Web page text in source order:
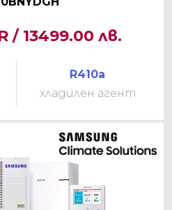
/ 13499.00 лв.
R410a
хладилен агент